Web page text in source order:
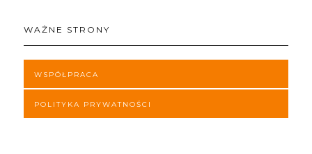
WAŻNE STRONY
WSPÓŁPRACA
POLITYKA PRYWATNOŚCI